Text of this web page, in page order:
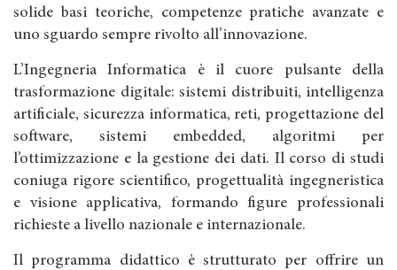
solide basi teoriche, competenze pratiche avanzate e
uno sguardo sempre rivolto all’innovazione.
L’Ingegneria Informatica è il cuore pulsante della
trasformazione digitale: sistemi distribuiti, intelligenza
artificiale, sicurezza informatica, reti, progettazione del
software, sistemi embedded, algoritmi per
l’ottimizzazione e la gestione dei dati. Il corso di studi
coniuga rigore scientifico, progettualità ingegneristica
e visione applicativa, formando figure professionali
richieste a livello nazionale e internazionale.
Il programma didattico è strutturato per offrire un